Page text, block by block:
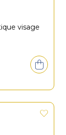
visage